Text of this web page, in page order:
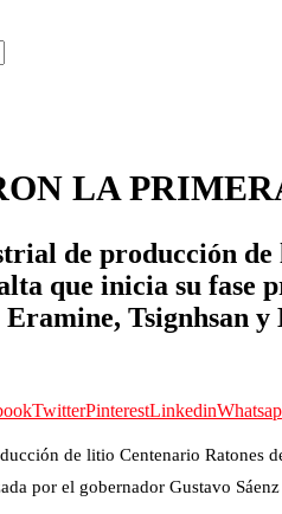
LA
de producción
que inicia su fase
Eramine, Tsignhsan y
TwitterPinterestLinkedin
de litio Centenario Ratones
por el gobernador Gustavo